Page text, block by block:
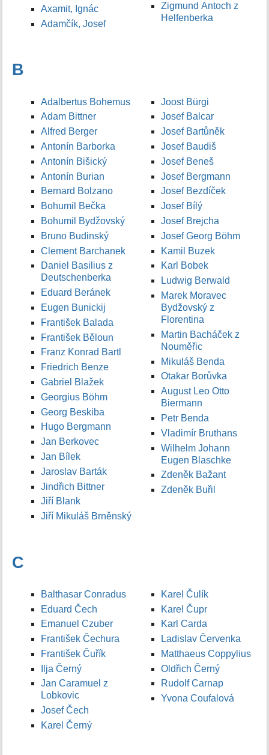
Axamit, Ignác
Adamčík, Josef
Zigmund Antoch z
Helfenberka
B
Adalbertus Bohemus
Adam Bittner
Alfred Berger
Antonín Barborka
Antonín Bišický
Antonín Burian
Bernard Bolzano
Bohumil Bečka
Bohumil Bydžovský
Bruno Budinský
Clement Barchanek
Daniel Basilius z
Deutschenberka
Eduard Beránek
Eugen Bunickij
František Balada
František Běloun
Franz Konrad Bartl
Friedrich Benze
Gabriel Blažek
Georgius Böhm
Georg Beskiba
Hugo Bergmann
Jan Berkovec
Jan Bílek
Jaroslav Barták
Jindřich Bittner
Jiří Blank
Jiří Mikuláš Brněnský
Joost Bürgi
Josef Balcar
Josef Bartůněk
Josef Baudiš
Josef Beneš
Josef Bergmann
Josef Bezdíček
Josef Bílý
Josef Brejcha
Josef Georg Böhm
Kamil Buzek
Karl Bobek
Ludwig Berwald
Marek Moravec
Bydžovský z
Florentina
Martin Bacháček z
Nouměřic
Mikuláš Benda
Otakar Borůvka
August Leo Otto
Biermann
Petr Benda
Vladimír Bruthans
Wilhelm Johann
Eugen Blaschke
Zdeněk Bažant
Zdeněk Buřil
C
Balthasar Conradus
Eduard Čech
Emanuel Czuber
František Čechura
František Čuřík
Ilja Černý
Jan Caramuel z
Lobkovic
Josef Čech
Karel Černý
Karel Čulík
Karel Čupr
Karl Carda
Ladislav Červenka
Matthaeus Coppylius
Oldřich Černý
Rudolf Carnap
Yvona Coufalová